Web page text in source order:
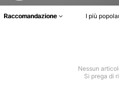
Raccomandazione I più
Nessun
Si prega di